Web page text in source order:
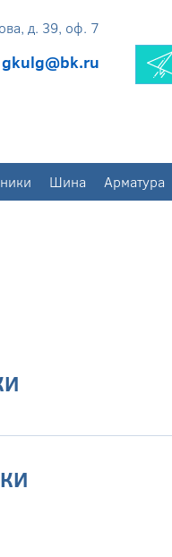
д. 39, оф. 7
gkulg@bk.ru
Шина Арматура